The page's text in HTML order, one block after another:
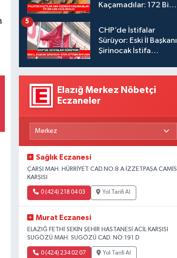
Kaçamadılar: 172 Bin
CHP’de İstifalar
Sürüyor: Eski İl Başkanı
Şirinocak İstifa
5
Elazığ Merkez Nöbetçi
Eczaneler
Sağlık Eczanesi
ÇARŞI MAH. HÜRRİYET CAD.NO:8 A İZZETPAŞA CAMİSİ
KARŞISI
0 (424) 218 04 03 Yol Tarifi Al
Murat Eczanesi
ELAZIĞ FETHİ SEKİN ŞEHİR HASTANESİ ACİL KARŞISI
SUGÖZÜ MAH. SUGÖZÜ CAD. NO:191 D
0 (424) 234 02 07 Yol Tarifi Al